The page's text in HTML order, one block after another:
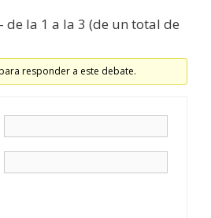
de la 1 a la 3 (de un total de
responder a este debate.